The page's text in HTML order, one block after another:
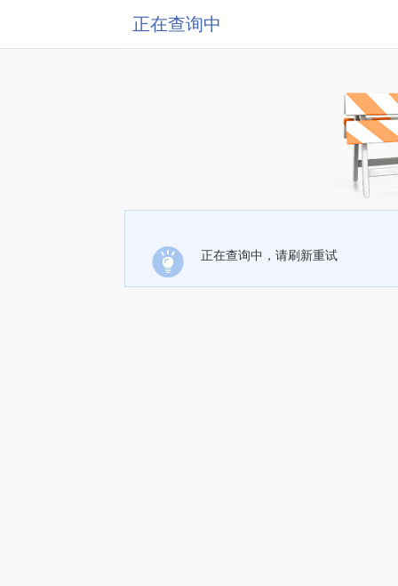
正在查询中
正在查询中，请刷新重试